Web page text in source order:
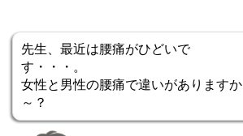
先生、最近は腰痛がひどいで
す・・・。
女性と男性の腰痛で違いがありますか
～？